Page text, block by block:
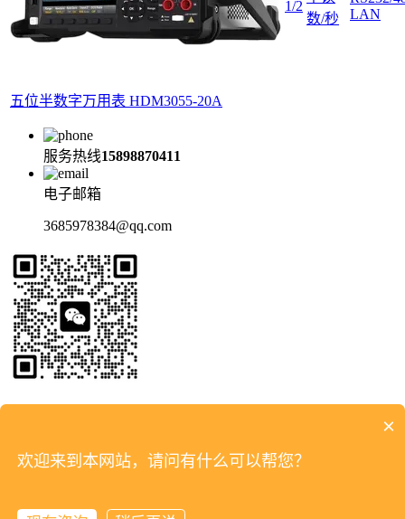
五位半数字万用表 HDM3055-20A
1/2
数/秒
LAN
服务热线15898870411
电子邮箱
3685978384@qq.com
产品中心解决方案 新闻资讯关于我们联系我们
2025147151号-2
鲁公网安备37021302001449号
×
欢迎来到本网站，请问有什么可以帮您？